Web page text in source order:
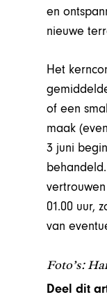
en
Het
of een
maak
3 juni
01.00 uur,
van
Foto’s:
Deel dit